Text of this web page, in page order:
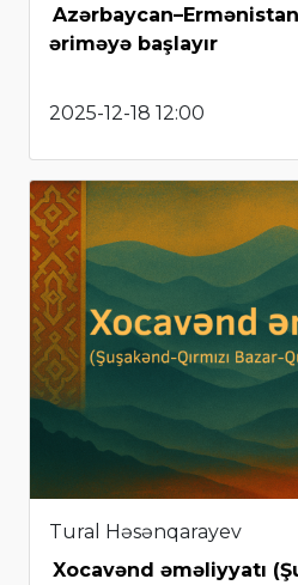
əriməyə başlayır
2025-12-18 12:00
Tural Həsənqarayev
Xocavənd əməliyyatı